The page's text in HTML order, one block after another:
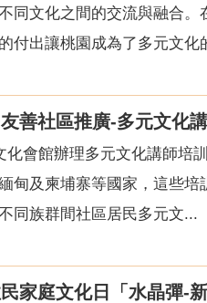
同文化之間的交流與融合
付出讓桃園成為了多元文化
善社區推廣-多元文化
化會館辦理多元文化講師培
甸及柬埔寨等國家，這些
同族群間社區居民多元文...
家庭文化日「水晶彈-